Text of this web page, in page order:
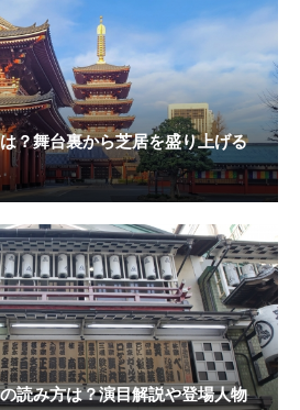
？舞台裏から芝居を盛り上げる
読み方は？演目解説や登場人物